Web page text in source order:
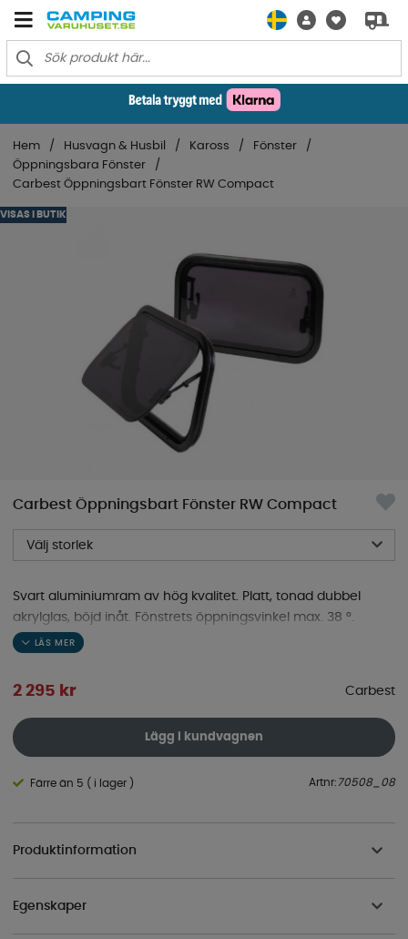
Hem Husvagn & Husbil Kaross
Fönster
Öppningsbara Fönster
Carbest Öppningsbart Fönster RW Compact
VISAS I BUTIK
Carbest Öppningsbart Fönster RW Compact
Välj storlek
Svart aluminiumram av hög kvalitet. Platt, tonad dubbel
akrylglas, böjd inåt. Fönstrets öppningsvinkel max. 38 °.
Storlekarna visas i Bredd x Höjd
2 295 kr Carbest
Lägg i kundvagnen
Färre än 5 ( i lager ) Artnr: 70508_08
Produktinformation
Egenskaper